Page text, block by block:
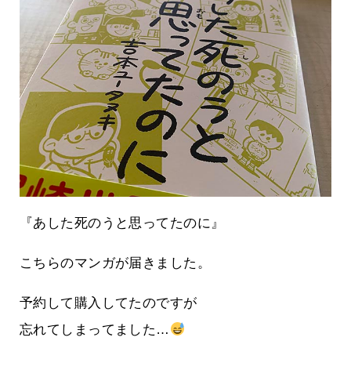
『あした死のうと思ってたのに』
こちらのマンガが届きました。
予約して購入してたのですが
忘れてしまってました…